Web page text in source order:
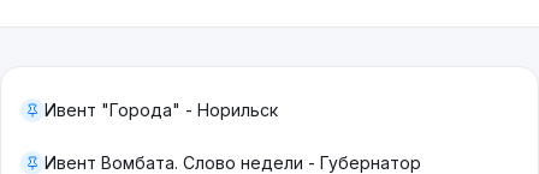
Ивент "Города" - Норильск
Ивент Вомбата. Слово недели - Губернатор